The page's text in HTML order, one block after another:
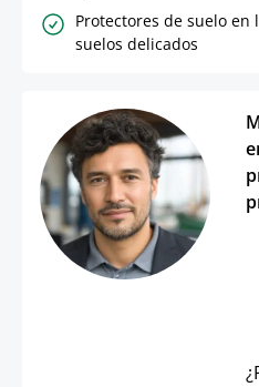
Protectores de suelo en
suelos delicados